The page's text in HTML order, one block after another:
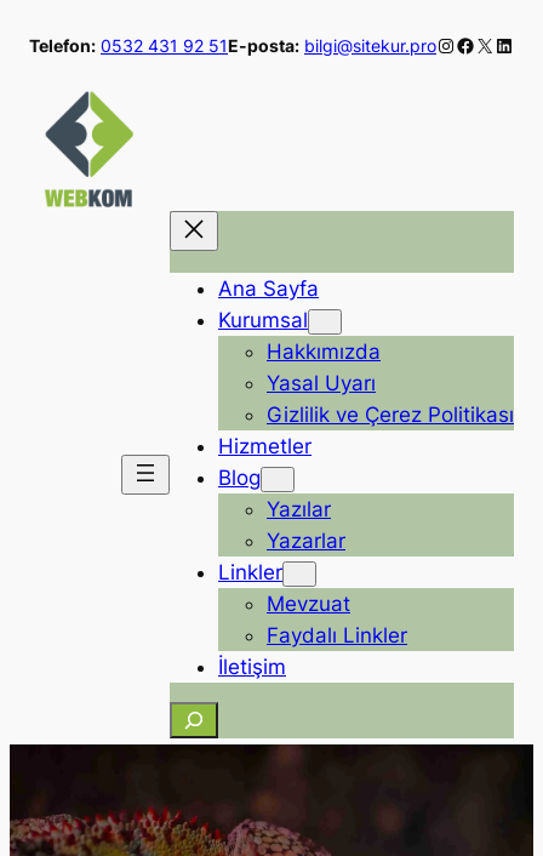
geç
Telefon: 0532 431 92 51E-posta: bilgi@sitekur.proInstagram
X
Ana Sayfa
Kurumsal
Hakkımızda
Yasal Uyarı
Gizlilik ve Çerez Politikası
Hizmetler
Blog
Yazılar
Yazarlar
Linkler
Mevzuat
Faydalı Linkler
İletişim
Ara